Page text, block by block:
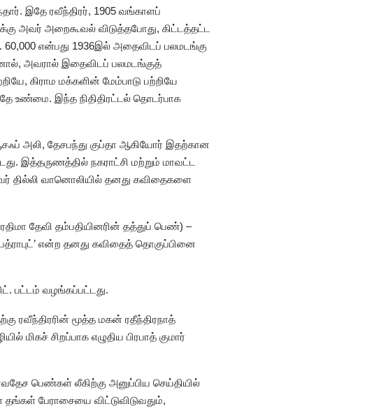
இதே ரவீந்திரர், 1905 வங்காளப்
அவர் அறைகூவல் விடுத்தபோது, கிட்டத்தட்ட
என்பது 1936இல் அதைவிடப் பலமடங்கு
அவரால் இதைவிடப் பலமடங்குத்
கிராம மக்களின் மேம்பாடு பற்றியே
உண்மை. இந்த நிதிதிரட்டல் தொடர்பாக
அலி, தேசபந்து குப்தா ஆகியோர் இதற்கான
இத்தருணத்தில் நகராட்சி மற்றும் மாவட்ட
தில்லி வானொலியில் தனது கவிதைகளை
தேவி தம்பதியினரின் தத்துப் பெண்) –
என்ற தனது கவிதைத் தொகுப்பினை
பட்டம் வழங்கப்பட்டது.
ரவீந்திரரின் மூத்த மகன் ரதீந்திரநாத்
சிறப்பாக எழுதிய பிரபாத் குமார்
பெண்கள் லீகிற்கு அனுப்பிய செய்தியில்
பேராசையை விட்டுவிடுவதும்,